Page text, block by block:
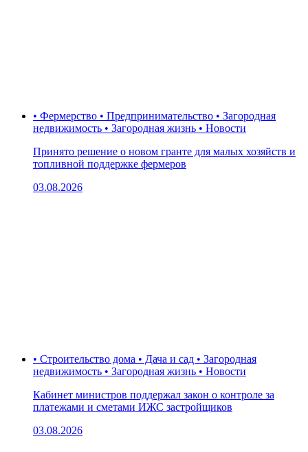
• Фермерство • Предпринимательство • Загородная
недвижимость • Загородная жизнь • Новости
Принято решение о новом гранте для малых хозяйств и
топливной поддержке фермеров
03.08.2026
• Строительство дома • Дача и сад • Загородная
недвижимость • Загородная жизнь • Новости
Кабинет министров поддержал закон о контроле за
платежами и сметами ИЖС застройщиков
03.08.2026